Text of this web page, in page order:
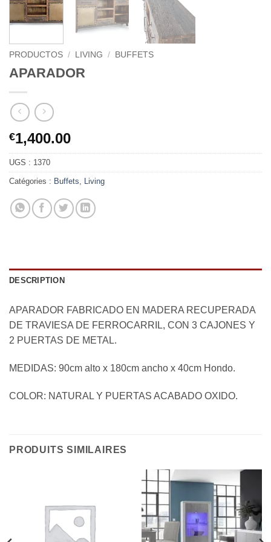
PRODUCTOS / LIVING / BUFFETS
APARADOR
€1,400.00
UGS : 1370
Catégories : Buffets, Living
DESCRIPTION
APARADOR FABRICADO EN MADERA RECUPERADA
DE TRAVIESA DE FERROCARRIL, CON 3 CAJONES Y
2 PUERTAS DE METAL.
MEDIDAS: 90cm alto x 180cm ancho x 40cm Hondo.
COLOR: NATURAL Y PUERTAS ACABADO OXIDO.
PRODUITS SIMILAIRES